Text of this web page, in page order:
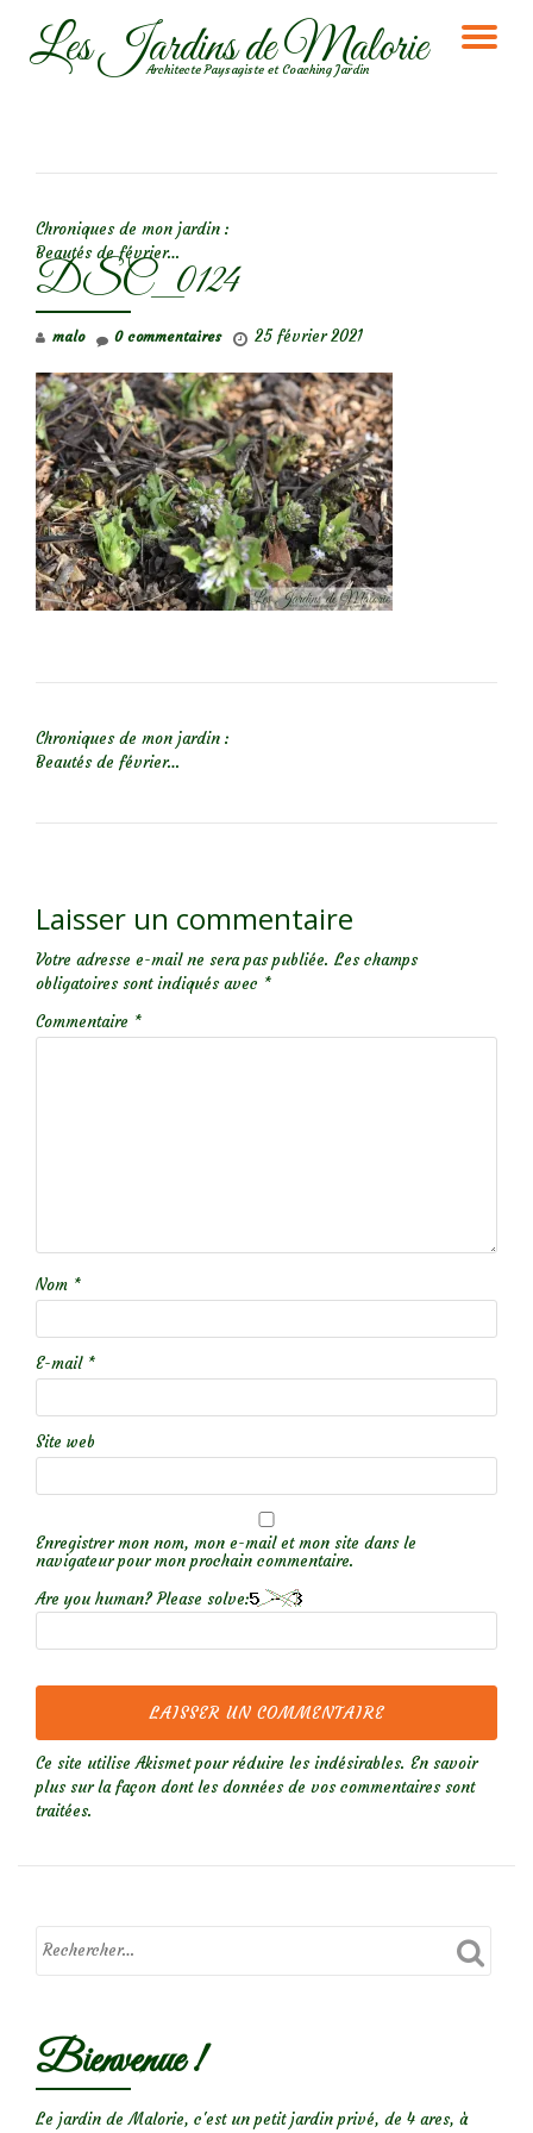
AllerLes Jardins de Malorie
Architecte Paysagiste et Coaching Jardin
Chroniques de mon jardin :
Beautés de février…
DSC_0124
malo 25 février 2021
0 commentaires
Chroniques de mon jardin :
Beautés de février…
Laisser un commentaire
Votre adresse e-mail ne sera pas publiée. Les champs
obligatoires sont indiqués avec *
Commentaire *
Nom *
E-mail *
Site web
Enregistrer mon nom, mon e-mail et mon site dans le
navigateur pour mon prochain commentaire.
Are you human? Please solve:
Ce site utilise Akismet pour réduire les indésirables. En savoir
plus sur la façon dont les données de vos commentaires sont
traitées.
Bienvenue !
Le jardin de Malorie, c'est un petit jardin privé, de 4 ares, à